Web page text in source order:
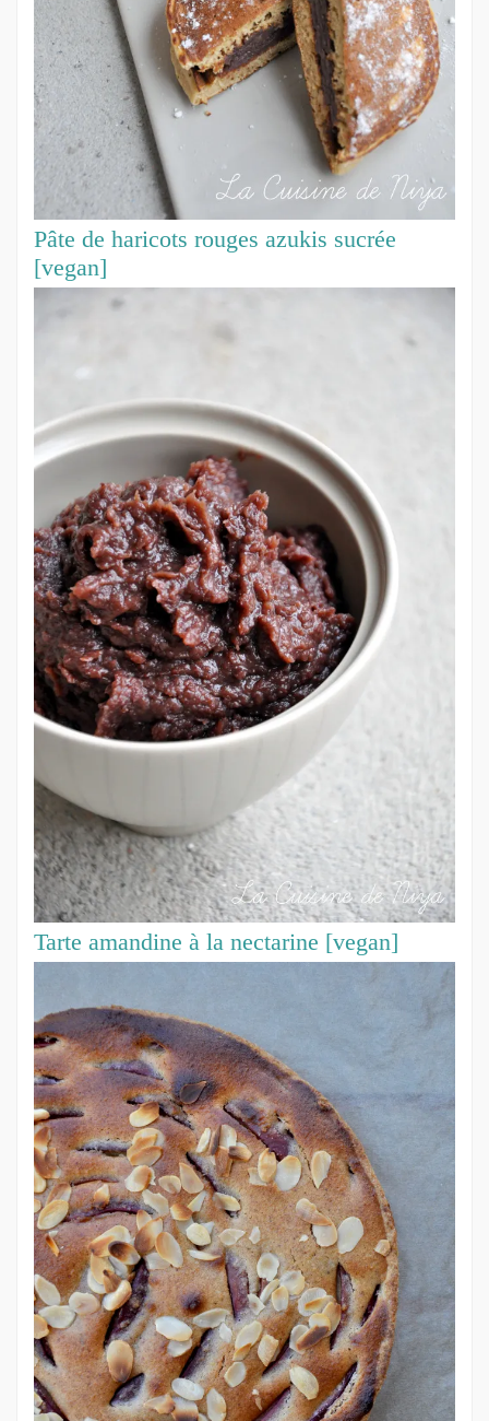
Pâte de haricots rouges azukis sucrée
[vegan]
Tarte amandine à la nectarine [vegan]